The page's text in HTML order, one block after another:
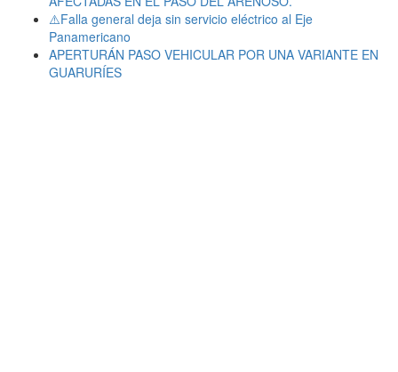
⚠️Falla general deja sin servicio eléctrico al Eje
Panamericano
APERTURÁN PASO VEHICULAR POR UNA VARIANTE EN
GUARURÍES